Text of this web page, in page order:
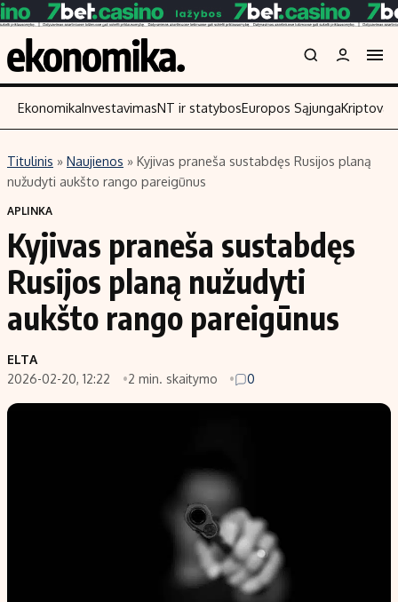
Turinys
Naujienos
Aplinka
Verslas
Energetika
Ekonomika
NT ir statybos
Įmonės
Žemės ūkis
Technologijos
Laisvalaikis
Indėlių skaičiuoklė
Būsto finansai
Įdomios naujienos
EkonomikaInvestavimasNT ir statybosEuropos Sąjunga
Titulinis » Naujienos » Kyjivas praneša sustabdęs Rusijos planą
nužudyti aukšto rango pareigūnus
APLINKA
Kyjivas praneša sustabdęs
Rusijos planą nužudyti
aukšto rango pareigūnus
ELTA
2026-02-20, 12:22
2 min. skaitymo 0